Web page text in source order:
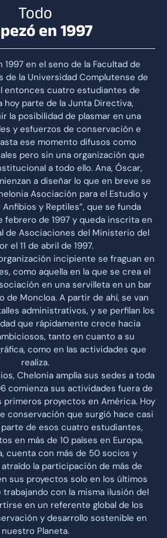
Todo
en 1997
en el seno de la Facultad de
de la Universidad Complutense de
entonces cuatro estudiantes de
hoy parte de la Junta Directiva,
la posibilidad de plasmar en una
y esfuerzos de conservación e
ese momento difusos como
pero sin una organización que
a todo ello. Ana, Óscar,
a diseñar lo que en breve se
Asociación para el Estudio y
y Reptiles”, que se funda
febrero de 1997 y queda inscrita en
de Asociaciones del Ministerio del
el 11 de abril de 1997.
incipiente se fraguan en
como aquella en la que se crea el
en una servilleta en un bar
de Moncloa. A partir de ahí, se van
administrativos, y se perfilan los
que rápidamente crece hacia
tanto en cuanto a su
como en las actividades que
realiza.
Chelonia amplía sus sedes a toda
comienza sus actividades fuera de
primeros proyectos en América. Hoy
conservación que surgió hace casi
de esos cuatro estudiantes,
en más de 10 países en Europa,
cuenta con más de 50 socios y
la participación de más de
sus proyectos solo en los últimos
con la misma ilusión del
en un referente global de los
y desarrollo sostenible en
nuestro Planeta.